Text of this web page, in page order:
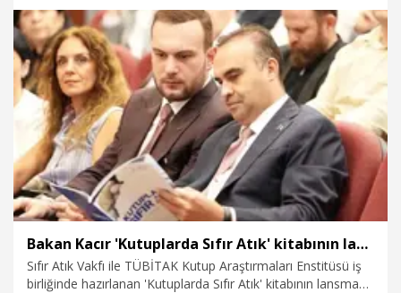
8.08.2026 Gündem
Bakan Kacır 'Kutuplarda Sıfır Atık' kitabının lansmanına katıldı
Sıfır Atık Vakfı ile TÜBİTAK Kutup Araştırmaları Enstitüsü iş
birliğinde hazırlanan 'Kutuplarda Sıfır Atık' kitabının lansmanı